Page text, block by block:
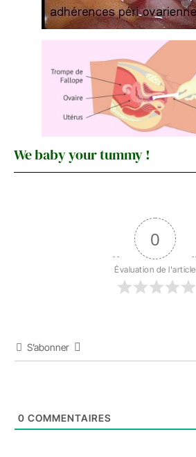
We baby your tummy !
0
Évaluation de l'article
S’abonner
0 COMMENTAIRES